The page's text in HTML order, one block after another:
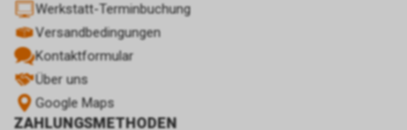
Werkstatt-Terminbuchung
Versandbedingungen
Kontaktformular
Über uns
Google Maps
ZAHLUNGSMETHODEN